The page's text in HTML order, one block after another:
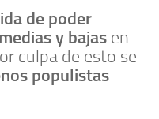
de poder
y bajas en
culpa de esto se
populistas